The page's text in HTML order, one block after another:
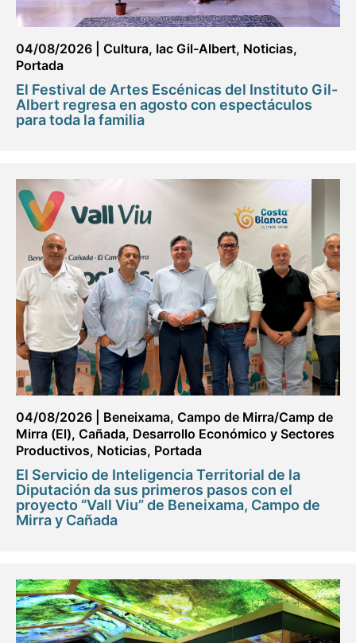
04/08/2026 Cultura, Iac Gil-Albert, Noticias,
Portada
El Festival de Artes Escénicas del Instituto Gil-
Albert regresa en agosto con espectáculos
para toda la familia
04/08/2026 Beneixama, Campo de Mirra/Camp de
Mirra (El), Cañada, Desarrollo Económico y Sectores
Productivos, Noticias, Portada
El Servicio de Inteligencia Territorial de la
Diputación da sus primeros pasos con el
proyecto “Vall Viu” de Beneixama, Campo de
Mirra y Cañada